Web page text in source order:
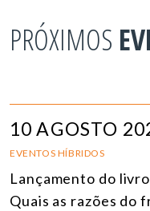
PRÓXIMOS
10 AGOSTO
EVENTOS HÍBRIDOS
Lançamento do
Quais as razões do